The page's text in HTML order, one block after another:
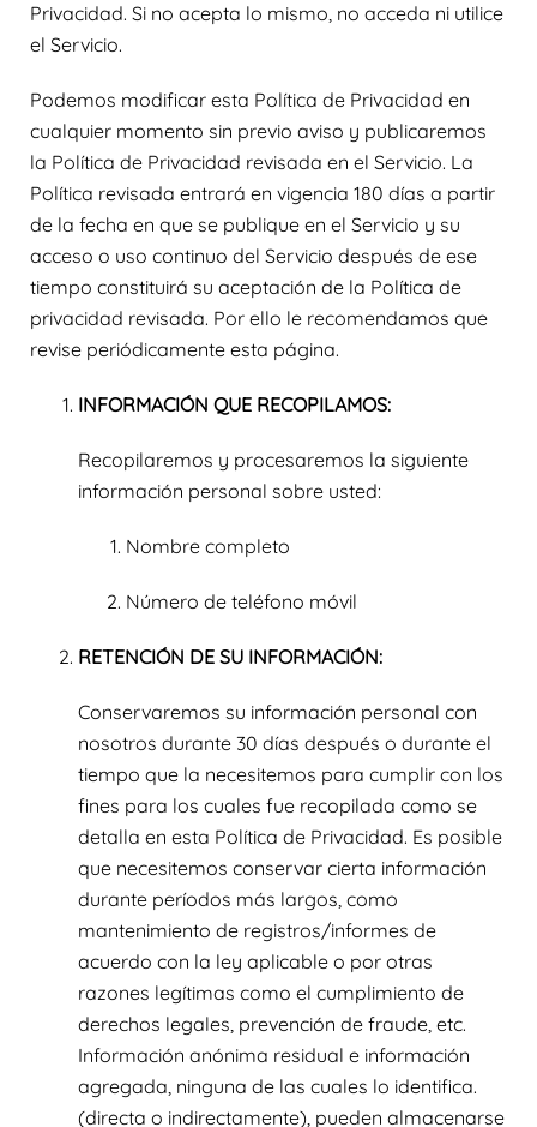
Privacidad. Si no acepta lo mismo, no acceda ni utilice
el Servicio.
Podemos modificar esta Política de Privacidad en
cualquier momento sin previo aviso y publicaremos
la Política de Privacidad revisada en el Servicio. La
Política revisada entrará en vigencia 180 días a partir
de la fecha en que se publique en el Servicio y su
acceso o uso continuo del Servicio después de ese
tiempo constituirá su aceptación de la Política de
privacidad revisada. Por ello le recomendamos que
revise periódicamente esta página.
INFORMACIÓN QUE RECOPILAMOS:
Recopilaremos y procesaremos la siguiente
información personal sobre usted:
Nombre completo
Número de teléfono móvil
RETENCIÓN DE SU INFORMACIÓN:
Conservaremos su información personal con
nosotros durante 30 días después o durante el
tiempo que la necesitemos para cumplir con los
fines para los cuales fue recopilada como se
detalla en esta Política de Privacidad. Es posible
que necesitemos conservar cierta información
durante períodos más largos, como
mantenimiento de registros/informes de
acuerdo con la ley aplicable o por otras
razones legítimas como el cumplimiento de
derechos legales, prevención de fraude, etc.
Información anónima residual e información
agregada, ninguna de las cuales lo identifica.
(directa o indirectamente), pueden almacenarse